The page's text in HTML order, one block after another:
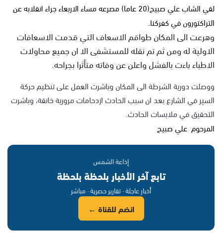
لقي الشاب علي صبيح(20 عاما) مصرعه مساء الاربعاء جراء انقلابه عن
التراكتورون في كفركنا.
وهرعت الى المكان طواقم الاسعاف التي قدمت الاسعافات
الاولية له ومن ثم تم نقله للمستشفى الا ان جميع محاولات
الاطباء باءت بالفشل واعلن عن وفاته متأثرا بجراحه.
ووصلت دورية الشرطة الى المكان وباشرت العمل على تنظيم حركة
السير في الشارع بعد ان سبب الحادث ازدحامات مرورية خانقة، وباشرت
التحقيق في ملابسات الحادث.
المرحوم علي صبيح
إذاعة الشمس
تابع آخر الأخبار بلحظة بلحظة
أخبار عاجلة · تقارير حصرية · مباشر
انضم للقناة ←